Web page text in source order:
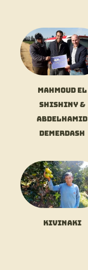
Mahmoud El
Shishiny &
Abdelhamid
Demerdash
Kivinaki